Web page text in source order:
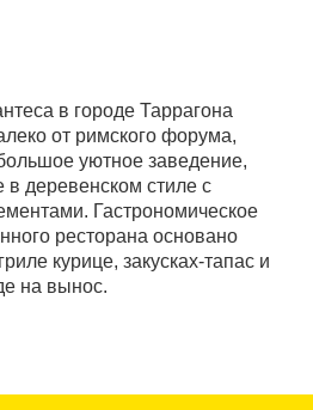
в городе Таррагона
от римского форума,
уютное заведение,
деревенском стиле с
Гастрономическое
ресторана основано
курице, закусках-тапас и
на вынос.